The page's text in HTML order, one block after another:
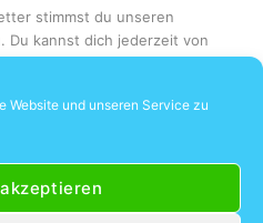
Website und unseren Service zu
stimmst du unseren
Du kannst dich jederzeit von